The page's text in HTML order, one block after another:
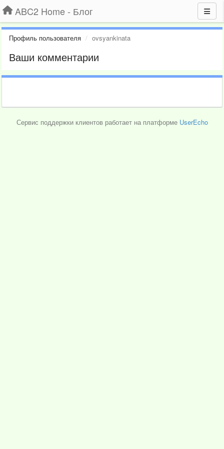
ABC2 Home - Блог
Профиль пользователя ovsyankinata
Ваши комментарии
Сервис поддержки клиентов работает на платформе UserEcho